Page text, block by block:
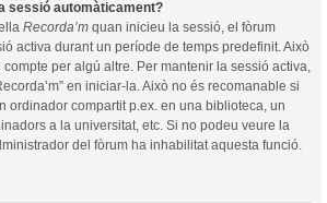
sessió automàticament?
Recorda’m quan inicieu la sessió, el fòrum
activa durant un període de temps predefinit. Això
compte per algú altre. Per mantenir la sessió activa,
en iniciar-la. Això no és recomanable si
ordinador compartit p.ex. en una biblioteca, un
a la universitat, etc. Si no podeu veure la
del fòrum ha inhabilitat aquesta funció.